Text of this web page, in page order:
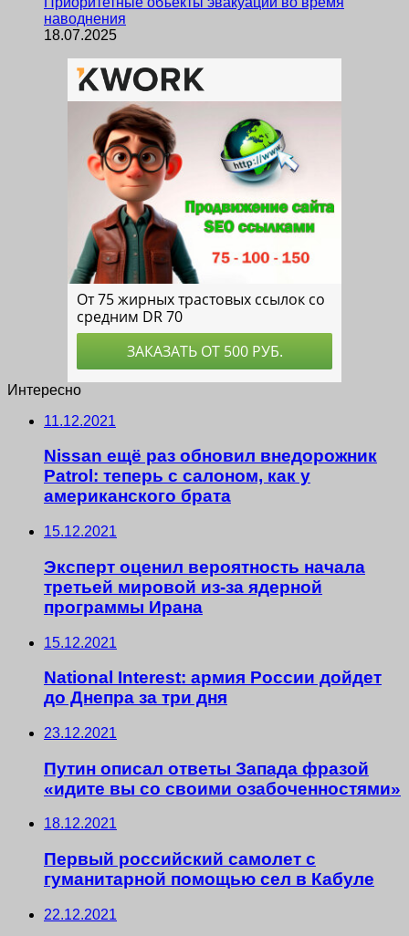
наводнения
18.07.2025
Интересно
11.12.2021
Nissan ещё раз обновил внедорожник
Patrol: теперь с салоном, как у
американского брата
15.12.2021
Эксперт оценил вероятность начала
третьей мировой из-за ядерной
программы Ирана
15.12.2021
National Interest: армия России дойдет
до Днепра за три дня
23.12.2021
Путин описал ответы Запада фразой
«идите вы со своими озабоченностями»
18.12.2021
Первый российский самолет с
гуманитарной помощью сел в Кабуле
22.12.2021